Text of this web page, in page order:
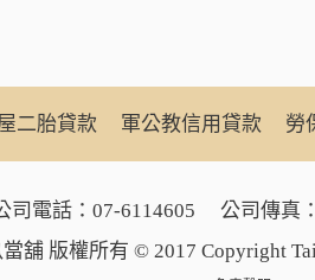
二胎貸款 軍公教信用貸款 勞
司電話： 07-6114605 公司傳真
舖 版權所有 © 2017 Copyright